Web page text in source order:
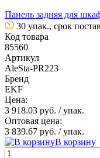
Панель задняя для
30 упак., срок
Код товара
85560
Артикул
AleSta-PR223
Бренд
EKF
Цена:
3 918.03 руб. / упак.
Оптовая цена:
3 839.67 руб. / упак.
В корзину